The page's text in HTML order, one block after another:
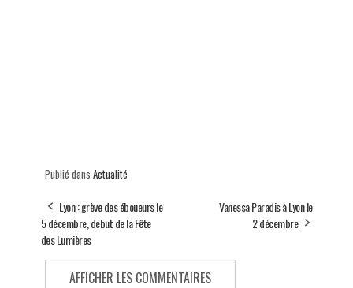
Publié dans Actualité
Lyon : grève des éboueurs le
5 décembre, début de la Fête
des Lumières
Vanessa Paradis à Lyon le
2 décembre
AFFICHER LES COMMENTAIRES